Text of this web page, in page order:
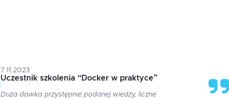
7.11.2023
Uczestnik szkolenia “Docker w praktyce”
Duża dawka przystępnie podanej wiedzy, liczne